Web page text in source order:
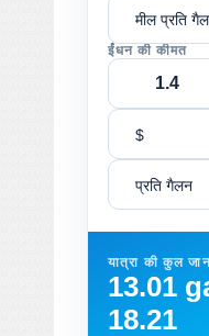
मील प्रति
ईंधन की कीमत
$
प्रति गैलन
यात्रा की कुल
13.01
18.21